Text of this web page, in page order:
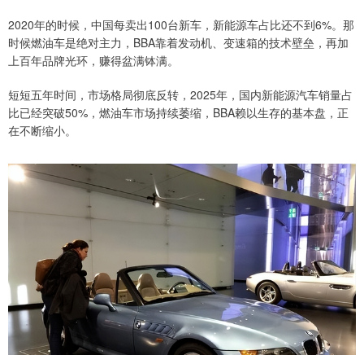
2020年的时候，中国每卖出100台新车，新能源车占比还不到6%。那
时候燃油车是绝对主力，BBA靠着发动机、变速箱的技术壁垒，再加
上百年品牌光环，赚得盆满钵满。
短短五年时间，市场格局彻底反转，2025年，国内新能源汽车销量占
比已经突破50%，燃油车市场持续萎缩，BBA赖以生存的基本盘，正
在不断缩小。